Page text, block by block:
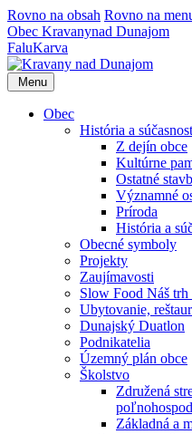
Rovno na obsah Rovno na
Obec Kravanynad Dunajom
FaluKarva
Menu
Obec
História a
Z dejín obce
Kultúrne
Ostatné
Významné
Príroda
História a
Obecné symboly
Projekty
Zaujímavosti
Slow Food Náš
Ubytovanie,
Dunajský Duatlon
Podnikatelia
Územný plán obce
Školstvo
Združená
Základná a